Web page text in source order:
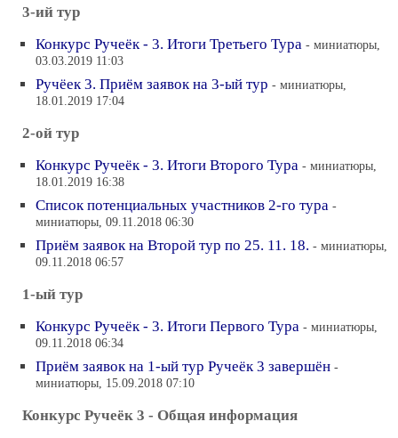
3-ий тур
Конкурс Ручеёк - 3. Итоги Третьего Тура - миниатюры,
03.03.2019 11:03
Ручёек 3. Приём заявок на 3-ый тур - миниатюры,
18.01.2019 17:04
2-ой тур
Конкурс Ручеёк - 3. Итоги Второго Тура - миниатюры,
18.01.2019 16:38
Список потенциальных участников 2-го тура -
миниатюры, 09.11.2018 06:30
Приём заявок на Второй тур по 25. 11. 18. - миниатюры,
09.11.2018 06:57
1-ый тур
Конкурс Ручеёк - 3. Итоги Первого Тура - миниатюры,
09.11.2018 06:34
Приём заявок на 1-ый тур Ручеёк 3 завершён -
миниатюры, 15.09.2018 07:10
Конкурс Ручеёк 3 - Общая информация